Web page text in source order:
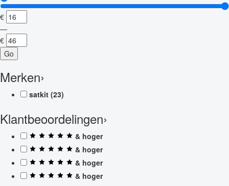
€
—
€
Go
Merken›
satkit (23)
Klantbeoordelingen›
& hoger
& hoger
& hoger
& hoger